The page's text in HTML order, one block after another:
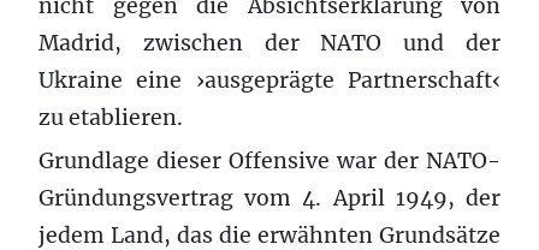
nicht gegen die Absichtserklärung von
Madrid, zwischen der NATO und der
Ukraine eine ›ausgeprägte Partnerschaft‹
zu etablieren.
Grundlage dieser Offensive war der NATO-
Gründungsvertrag vom 4. April 1949, der
jedem Land, das die erwähnten Grundsätze